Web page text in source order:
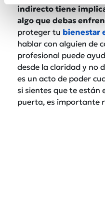
indirecto tiene
algo que debas
proteger tu bienestar
hablar con alguien de
profesional puede
desde la claridad y no
es un acto de poder
si sientes que te están
puerta, es importante